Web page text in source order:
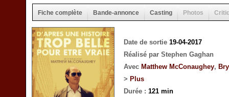
Fiche complète Bande-annonce Casting Photos
Date de sortie 19-04-2017
Réalisé par Stephen Gaghan
Avec Matthew McConaughey,
> Plus
Durée : 121 min